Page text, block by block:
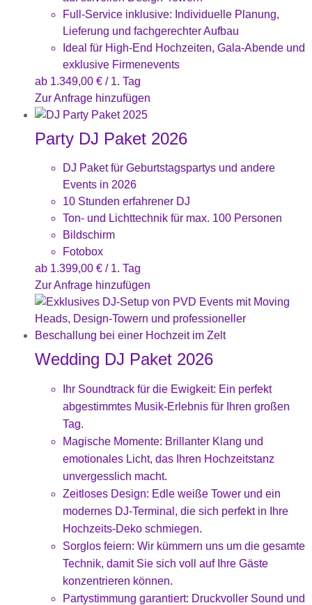
Full-Service inklusive: Individuelle Planung,
Lieferung und fachgerechter Aufbau
Ideal für High-End Hochzeiten, Gala-Abende und
exklusive Firmenevents
ab 1.349,00 € / 1. Tag
Zur Anfrage hinzufügen
Party DJ Paket 2026
DJ Paket für Geburtstagspartys und andere
Events in 2026
10 Stunden erfahrener DJ
Ton- und Lichttechnik für max. 100 Personen
Bildschirm
Fotobox
ab 1.399,00 € / 1. Tag
Zur Anfrage hinzufügen
Wedding DJ Paket 2026
Ihr Soundtrack für die Ewigkeit: Ein perfekt
abgestimmtes Musik-Erlebnis für Ihren großen
Tag.
Magische Momente: Brillanter Klang und
emotionales Licht, das Ihren Hochzeitstanz
unvergesslich macht.
Zeitloses Design: Edle weiße Tower und ein
modernes DJ-Terminal, die sich perfekt in Ihre
Hochzeits-Deko schmiegen.
Sorglos feiern: Wir kümmern uns um die gesamte
Technik, damit Sie sich voll auf Ihre Gäste
konzentrieren können.
Partystimmung garantiert: Druckvoller Sound und